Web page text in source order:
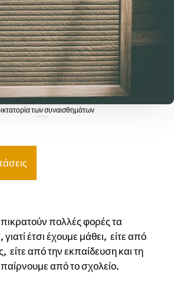
των συναισθημάτων
πολλές φορές τα
έτσι έχουμε μάθει, είτε από
είτε από την εκπαίδευση και τη
από το σχολείο.